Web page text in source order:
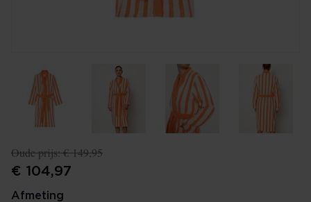
Oude prijs:€ 149,95
€ 104,97
Afmeting